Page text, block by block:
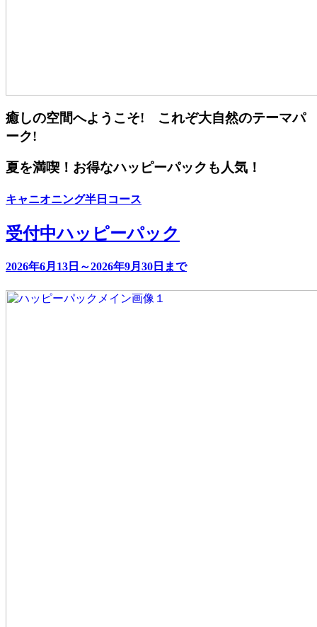
癒しの空間へようこそ! これぞ大自然のテーマパ
ーク!
夏を満喫！お得なハッピーパックも人気！
キャニオニング半日コース
受付中ハッピーパック
2026年6月13日～2026年9月30日まで